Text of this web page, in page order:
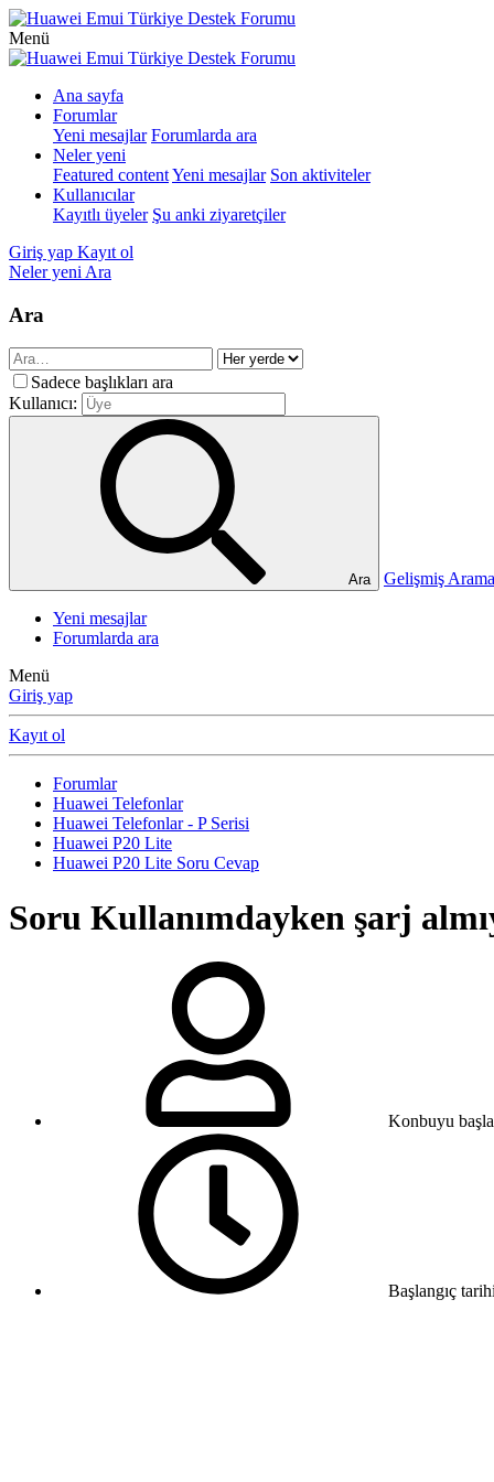
Menü
Ana sayfa
Forumlar
Yeni mesajlar Forumlarda ara
Neler yeni
Featured contentYeni mesajlar Son aktiviteler
Kullanıcılar
Kayıtlı üyeler Şu anki ziyaretçiler
Giriş yap Kayıt ol
Neler yeni Ara
Ara
Sadece başlıkları ara
Kullanıcı:
Ara Gelişmiş
Yeni mesajlar
Forumlarda ara
Menü
Giriş yap
Kayıt ol
Forumlar
Huawei Telefonlar
Huawei Telefonlar - P Serisi
Huawei P20 Lite
Huawei P20 Lite Soru Cevap
Soru Kullanımdayken şarj
Konbuyu
Başlangıç